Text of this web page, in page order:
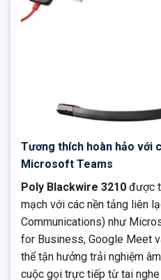
Tương thích hoàn hảo với
Microsoft Teams
Poly Blackwire 3210 được
mạch với các nền tảng liên
Communications) như
for Business, Google Meet
thể tận hưởng trải nghiệm
cuộc gọi trực tiếp từ tai